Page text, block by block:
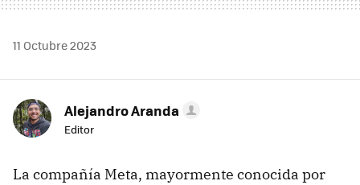
11 Octubre 2023
Alejandro Aranda
Editor
La compañía Meta, mayormente conocida por